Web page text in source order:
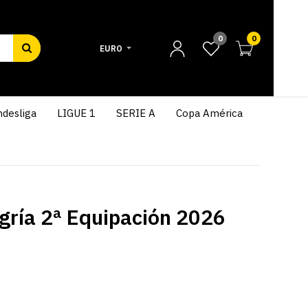
EURO
0 0
LIGUE 1 SERIE A Copa América
2ª Equipación 2026